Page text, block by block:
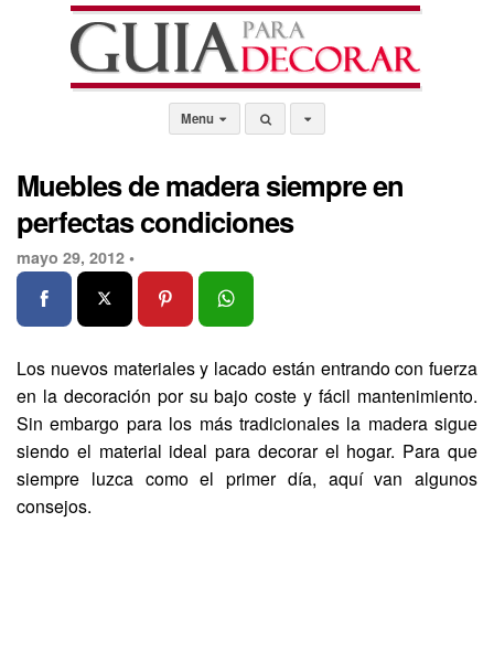
Menu
Muebles de madera siempre en
perfectas condiciones
mayo 29, 2012 •
Los nuevos materiales y lacado están entrando con fuerza
en la decoración por su bajo coste y fácil mantenimiento.
Sin embargo para los más tradicionales la madera sigue
siendo el material ideal para decorar el hogar. Para que
siempre luzca como el primer día, aquí van algunos
consejos.